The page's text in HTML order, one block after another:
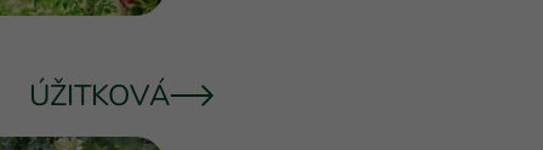
ÚŽITKOVÁ